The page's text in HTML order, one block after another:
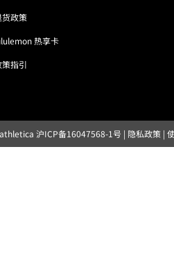
货政策
热享卡
策指引
沪ICP备16047568-1号 | 隐私政策|